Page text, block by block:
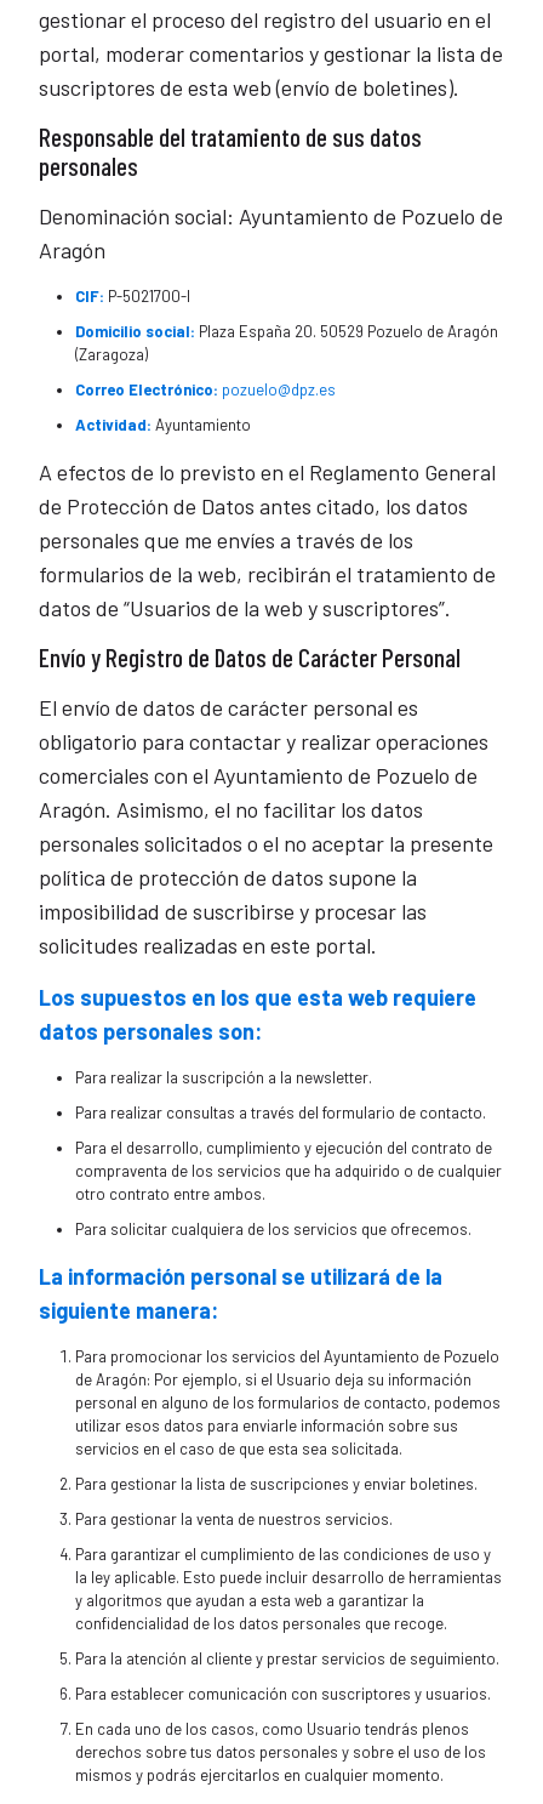
gestionar el proceso del registro del usuario en el
portal, moderar comentarios y gestionar la lista de
suscriptores de esta web (envío de boletines).
Responsable del tratamiento de sus datos
personales
Denominación social: Ayuntamiento de Pozuelo de
Aragón
CIF: P-5021700-I
Domicilio social: Plaza España 20. 50529 Pozuelo de Aragón
(Zaragoza)
Correo Electrónico: pozuelo@dpz.es
Actividad: Ayuntamiento
A efectos de lo previsto en el Reglamento General
de Protección de Datos antes citado, los datos
personales que me envíes a través de los
formularios de la web, recibirán el tratamiento de
datos de “Usuarios de la web y suscriptores”.
Envío y Registro de Datos de Carácter Personal
El envío de datos de carácter personal es
obligatorio para contactar y realizar operaciones
comerciales con el Ayuntamiento de Pozuelo de
Aragón. Asimismo, el no facilitar los datos
personales solicitados o el no aceptar la presente
política de protección de datos supone la
imposibilidad de suscribirse y procesar las
solicitudes realizadas en este portal.
Los supuestos en los que esta web requiere
datos personales son:
Para realizar la suscripción a la newsletter.
Para realizar consultas a través del formulario de contacto.
Para el desarrollo, cumplimiento y ejecución del contrato de
compraventa de los servicios que ha adquirido o de cualquier
otro contrato entre ambos.
Para solicitar cualquiera de los servicios que ofrecemos.
La información personal se utilizará de la
siguiente manera:
Para promocionar los servicios del Ayuntamiento de Pozuelo
de Aragón: Por ejemplo, si el Usuario deja su información
personal en alguno de los formularios de contacto, podemos
utilizar esos datos para enviarle información sobre sus
servicios en el caso de que esta sea solicitada.
Para gestionar la lista de suscripciones y enviar boletines.
Para gestionar la venta de nuestros servicios.
Para garantizar el cumplimiento de las condiciones de uso y
la ley aplicable. Esto puede incluir desarrollo de herramientas
y algoritmos que ayudan a esta web a garantizar la
confidencialidad de los datos personales que recoge.
Para la atención al cliente y prestar servicios de seguimiento.
Para establecer comunicación con suscriptores y usuarios.
En cada uno de los casos, como Usuario tendrás plenos
derechos sobre tus datos personales y sobre el uso de los
mismos y podrás ejercitarlos en cualquier momento.